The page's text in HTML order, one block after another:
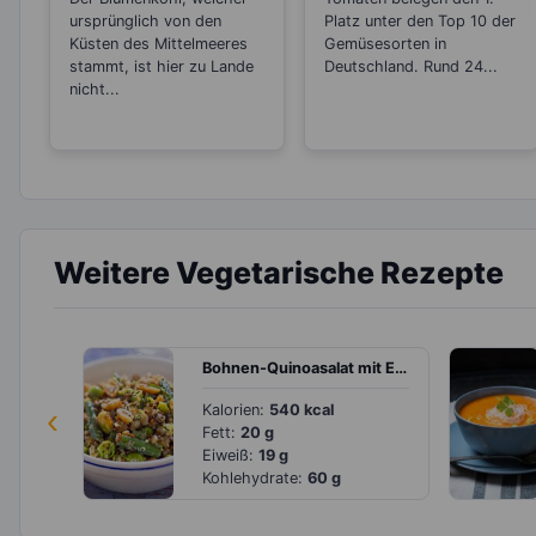
schützt vor
Übersäuerung
ursprünglich von den
Küsten des Mittelmeeres
stammt, ist hier zu Lande
nicht...
Einkochen?
Platz unter den Top 10 der
Gemüsesorten in
Deutschland. Rund 24...
Weitere Vegetarische Rezepte
‹
Bohnen-Quinoasalat mit Erdnüssen
Kalorien: 540 kcal
Fett: 20 g
Eiweiß: 19 g
Kohlehydrate: 60 g